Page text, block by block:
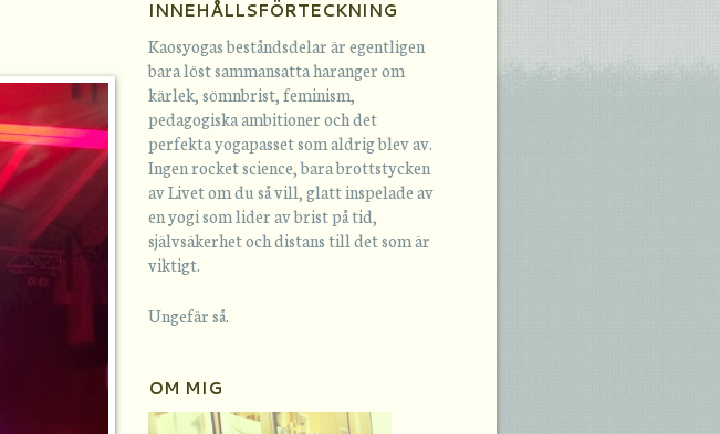
INNEHÅLLSFÖRTECKNING
Kaosyogas beståndsdelar är egentligen
bara löst sammansatta haranger om
kärlek, sömnbrist, feminism,
pedagogiska ambitioner och det
perfekta yogapasset som aldrig blev av.
Ingen rocket science, bara brottstycken
av Livet om du så vill, glatt inspelade av
en yogi som lider av brist på tid,
självsäkerhet och distans till det som är
viktigt.
Ungefär så.
OM MIG